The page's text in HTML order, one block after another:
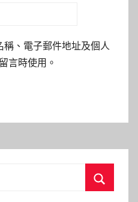
稱、電子郵件地址及個人
言時使用。